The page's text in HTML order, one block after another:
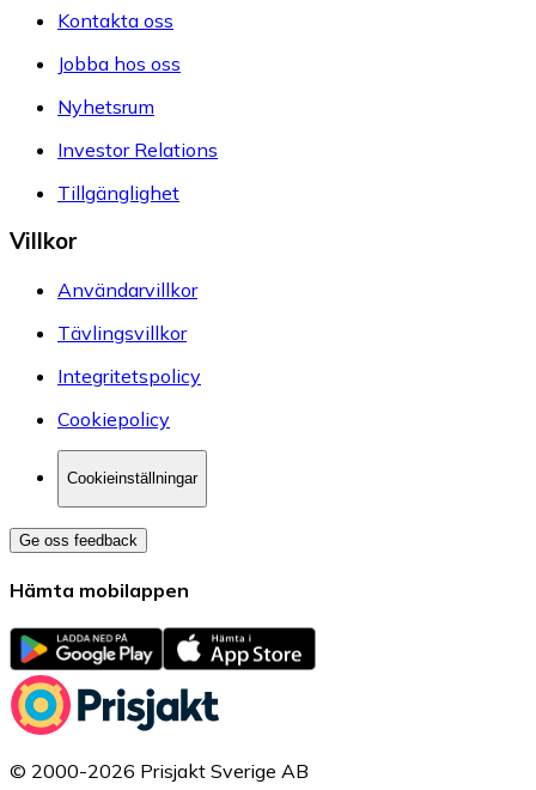
Kontakta oss
Jobba hos oss
Nyhetsrum
Investor Relations
Tillgänglighet
Villkor
Användarvillkor
Tävlingsvillkor
Integritetspolicy
Cookiepolicy
Cookieinställningar
Ge oss feedback
Hämta mobilappen
© 2000-2026 Prisjakt Sverige AB